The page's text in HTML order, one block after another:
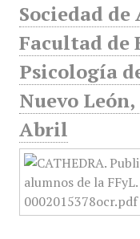
Sociedad
Facultad de
Psicología
Nuevo
Abril